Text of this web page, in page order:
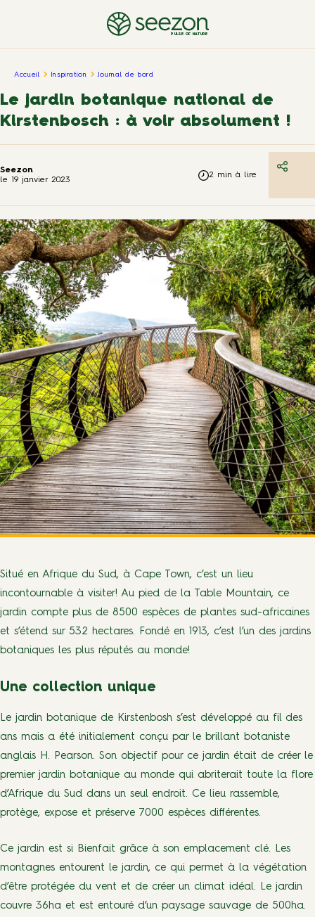
PULSE OF NATURE
Accueil Inspiration Journal de bord
Le jardin botanique national de
Kirstenbosch : à voir absolument !
Seezon
le 19 janvier 2023
2 min à lire
Situé en Afrique du Sud, à Cape Town, c’est un lieu
incontournable à visiter! Au pied de la Table Mountain, ce
jardin compte plus de 8500 espèces de plantes sud-africaines
et s’étend sur 532 hectares. Fondé en 1913, c’est l’un des jardins
botaniques les plus réputés au monde!
Une collection unique
Le jardin botanique de Kirstenbosh s’est développé au fil des
ans mais a été initialement conçu par le brillant botaniste
anglais H. Pearson. Son objectif pour ce jardin était de créer le
premier jardin botanique au monde qui abriterait toute la flore
d’Afrique du Sud dans un seul endroit. Ce lieu rassemble,
protège, expose et préserve 7000 espèces différentes.
Ce jardin est si Bienfait grâce à son emplacement clé. Les
montagnes entourent le jardin, ce qui permet à la végétation
d’être protégée du vent et de créer un climat idéal. Le jardin
couvre 36ha et est entouré d’un paysage sauvage de 500ha.